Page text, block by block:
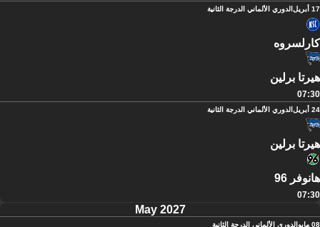
17 أبريل الدوري الألماني الدرجة الثانية
كارلسروه
هيرتا برلين
07:30
24 أبريل الدوري الألماني الدرجة الثانية
هيرتا برلين
هانوفر 96
07:30
May 2027
08 مايو الدوري الألماني الدرجة الثانية